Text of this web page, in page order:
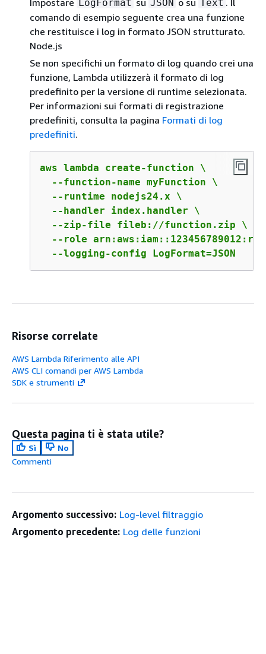
LogFormat JSON Text
comando di esempio seguente crea una funzione
che restituisce i log in formato JSON strutturato.
Node.js
Se non specifichi un formato di log quando crei una
funzione, Lambda utilizzerà il formato di log
predefinito per la versione di runtime selezionata.
Per informazioni sui formati di registrazione
predefiniti, consulta la pagina Formati di log
predefiniti.
aws lambda create-function \
  --function-name myFunction \
  --runtime nodejs24.x \
  --handler index.handler \
  --zip-file fileb://function.zip \
--role
  --logging-config LogFormat=JSON
Risorse correlate
AWS Lambda Riferimento alle API
AWS CLI comandi per AWS Lambda
SDK e strumenti
Questa pagina ti è stata utile?
Sì
No
Commenti
Argomento successivo: Log-level filtraggio
Argomento precedente: Log delle funzioni